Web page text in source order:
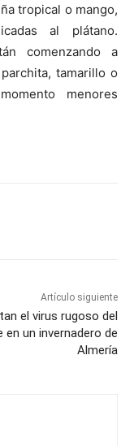
tropical o mango,
al plátano.
comenzando a
tamarillo o
menores
Artículo siguiente
el virus rugoso del
en un invernadero de
Almería